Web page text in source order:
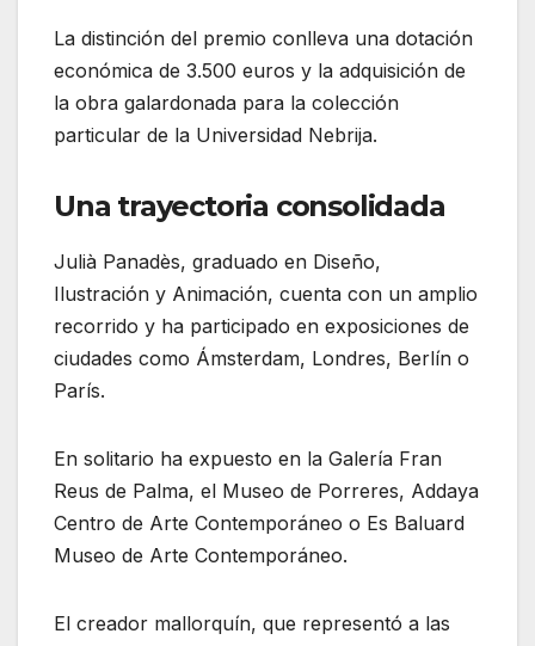
La distinción del premio conlleva una dotación
económica de 3.500 euros y la adquisición de
la obra galardonada para la colección
particular de la Universidad Nebrija.
Una trayectoria consolidada
Julià Panadès, graduado en Diseño,
Ilustración y Animación, cuenta con un amplio
recorrido y ha participado en exposiciones de
ciudades como Ámsterdam, Londres, Berlín o
París.
En solitario ha expuesto en la Galería Fran
Reus de Palma, el Museo de Porreres, Addaya
Centro de Arte Contemporáneo o Es Baluard
Museo de Arte Contemporáneo.
El creador mallorquín, que representó a las